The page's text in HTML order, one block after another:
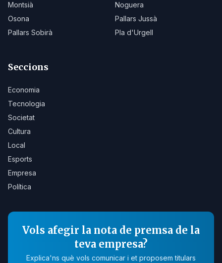
Montsià
Noguera
Osona
Pallars Jussà
Pallars Sobirà
Pla d'Urgell
Seccions
Economia
Tecnologia
Societat
Cultura
Local
Esports
Empresa
Política
Vols afegir la nota de premsa de la
teva empresa?
Explica'ns què vols comunicar i et proposem titulars